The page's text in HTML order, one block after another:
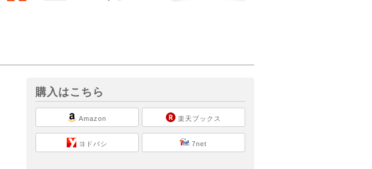
購入はこちら
Amazon
ヨドバシ
楽天ブックス
7net